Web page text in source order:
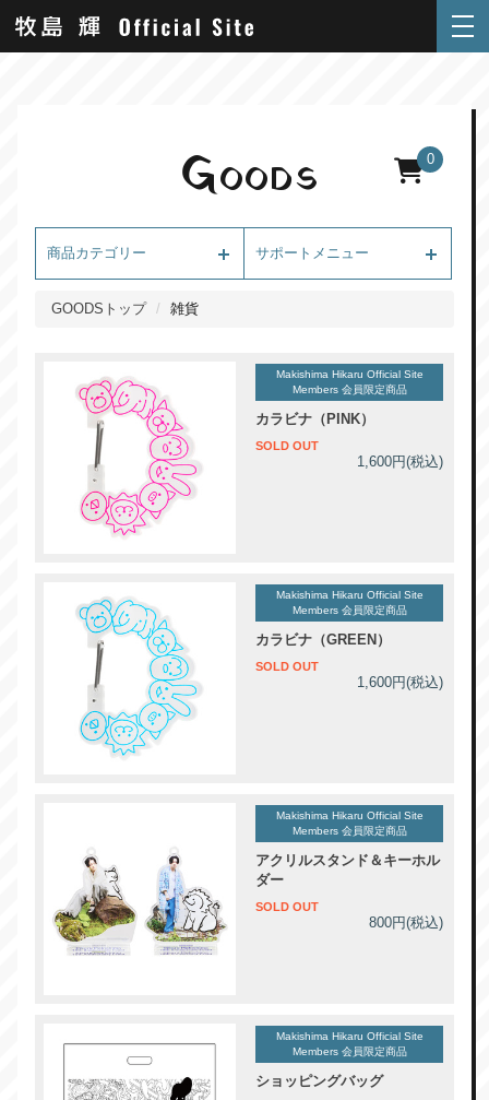
GOODS 0
商品カテゴリー サポートメニュー
GOODSトップ 雑貨
Makishima Hikaru Official Site
Members 会員限定商品
カラビナ（PINK）
SOLD OUT
1,600円(税込)
Makishima Hikaru Official Site
Members 会員限定商品
カラビナ（GREEN）
SOLD OUT
1,600円(税込)
Makishima Hikaru Official Site
Members 会員限定商品
アクリルスタンド＆キーホル
ダー
SOLD OUT
800円(税込)
Makishima Hikaru Official Site
Members 会員限定商品
ショッピングバッグ